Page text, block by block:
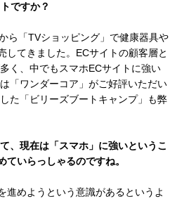
ですか？
ら「TVショッピング」で健康器具や
してきました。ECサイトの顧客層と
く、中でもスマホECサイトに強い
「ワンダーコア」がご好評いただい
た「ビリーズブートキャンプ」も弊
、現在は「スマホ」に強いというこ
ていらっしゃるのですね。
進めようという意識があるというよ